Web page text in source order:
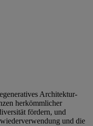
Architektur-
herkömmlicher
fördern, und
und die